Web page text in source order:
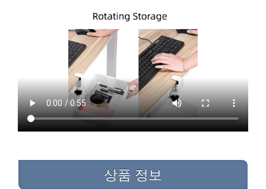
상품 정보